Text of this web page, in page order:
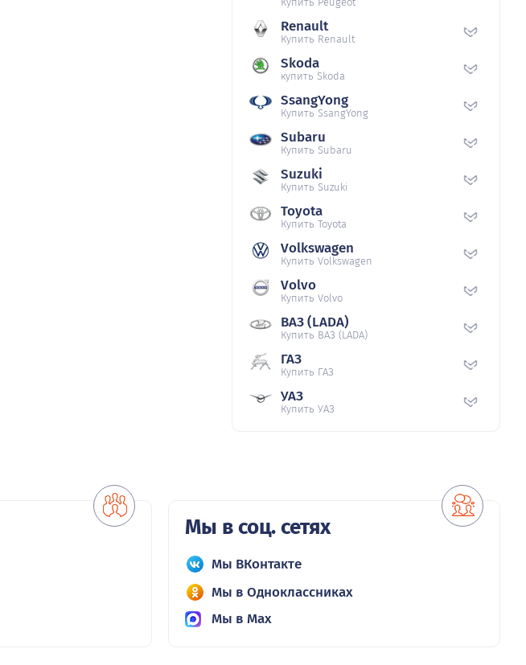
Renault
Купить Renault
Skoda
купить Skoda
SsangYong
Купить SsangYong
Subaru
Купить Subaru
Suzuki
Купить Suzuki
Toyota
Купить Toyota
Volkswagen
Купить Volkswagen
Volvo
Купить Volvo
ВАЗ (LADA)
Купить ВАЗ (LADA)
ГАЗ
Купить ГАЗ
УАЗ
Купить УАЗ
Мы в соц. сетях
Мы ВКонтакте
Мы в Одноклассниках
Мы в Max